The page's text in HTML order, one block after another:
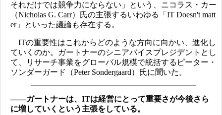
それだけでは競争力にならない」という、ニコラス・カー
（Nicholas G. Carr）氏の主張するいわゆる「IT Doesn't matt
er」といった議論も存在する。
ITの重要性はこれからどのような方向に向かい、進化し
ていくのか。ガートナーのシニアバイスプレジデントとし
て、リサーチ事業をグローバル規模で統括するピーター・
ソンダーガード（Peter Sondergaard）氏に聞いた。
――ガートナーは、ITは経営にとって重要さが今後さら
に増していくという主張をしている。